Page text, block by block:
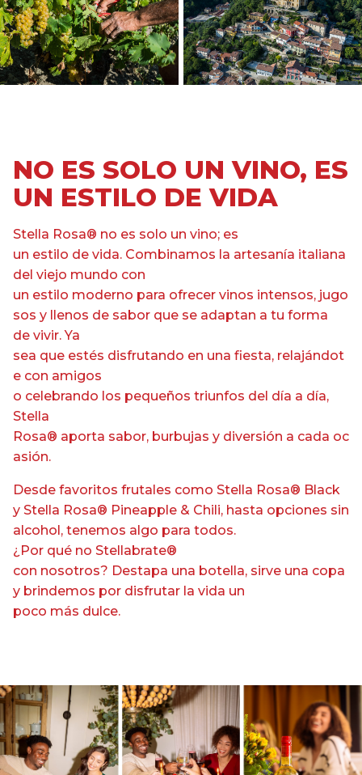
NO ES SOLO UN VINO, ES
UN ESTILO DE VIDA
Stella Rosa® no es solo un vino; es
un estilo de vida. Combinamos la artesanía italiana
del viejo mundo con
un estilo moderno para ofrecer vinos intensos, jugo
sos y llenos de sabor que se adaptan a tu forma
de vivir. Ya
sea que estés disfrutando en una fiesta, relajándot
e con amigos
o celebrando los pequeños triunfos del día a día,
Stella
Rosa® aporta sabor, burbujas y diversión a cada oc
asión.
Desde favoritos frutales como Stella Rosa® Black
y Stella Rosa® Pineapple & Chili, hasta opciones sin
alcohol, tenemos algo para todos.
¿Por qué no Stellabrate®
con nosotros? Destapa una botella, sirve una copa
y brindemos por disfrutar la vida un
poco más dulce.